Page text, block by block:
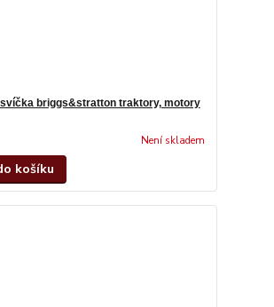
briggs&stratton traktory, motory
Není skladem
košíku